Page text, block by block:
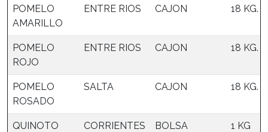
POMELO
AMARILLO
ENTRE RIOS CAJON 18 KG.
POMELO
ROJO
ENTRE RIOS CAJON 18 KG.
POMELO
ROSADO
SALTA CAJON 18 KG.
QUINOTO CORRIENTES BOLSA 1 KG